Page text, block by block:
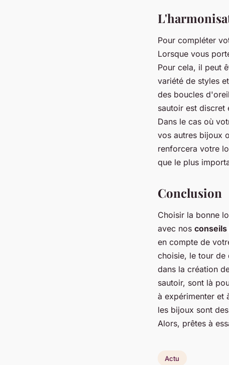
Pour compléter
Lorsque vous
Pour cela, il peut
variété de styles
des boucles
sautoir est discret
Dans le cas où
vos autres bijoux
renforcera votre
que le plus
Conclusion
Choisir la bonne
avec nos
en compte de
choisie, le tour de
dans la création
sautoir, sont là
à expérimenter et
les bijoux sont
Alors, prêtes à
Actu